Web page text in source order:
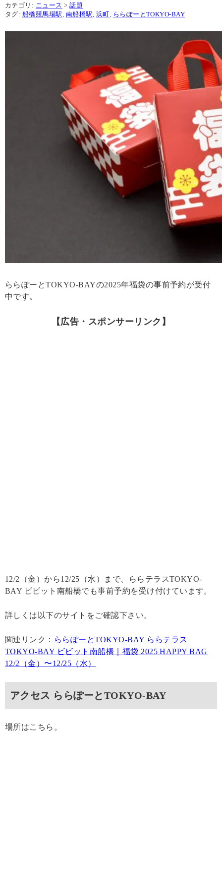
カテゴリ: ニュース >話題
タグ: 船橋競馬場駅 南船橋駅 浜町 ららぽーとTOKYO-BAY
ららぽーとTOKYO‐BAYの2025年福袋の事前予約が受付
中です。
【広告・スポンサーリンク】
12/2（金）から12/25（水）まで、ららテラスTOKYO-
BAY ビビット南船橋でも事前予約を受け付けています。
詳しくは以下のサイトをご確認下さい。
関連リンク： ららぽーとTOKYO-BAY ららテラス
TOKYO-BAY ビビット南船橋｜福袋 2025 HAPPY BAG
12/2（金）〜12/25（水）
アクセス ららぽーとTOKYO‐BAY
場所はこちら。